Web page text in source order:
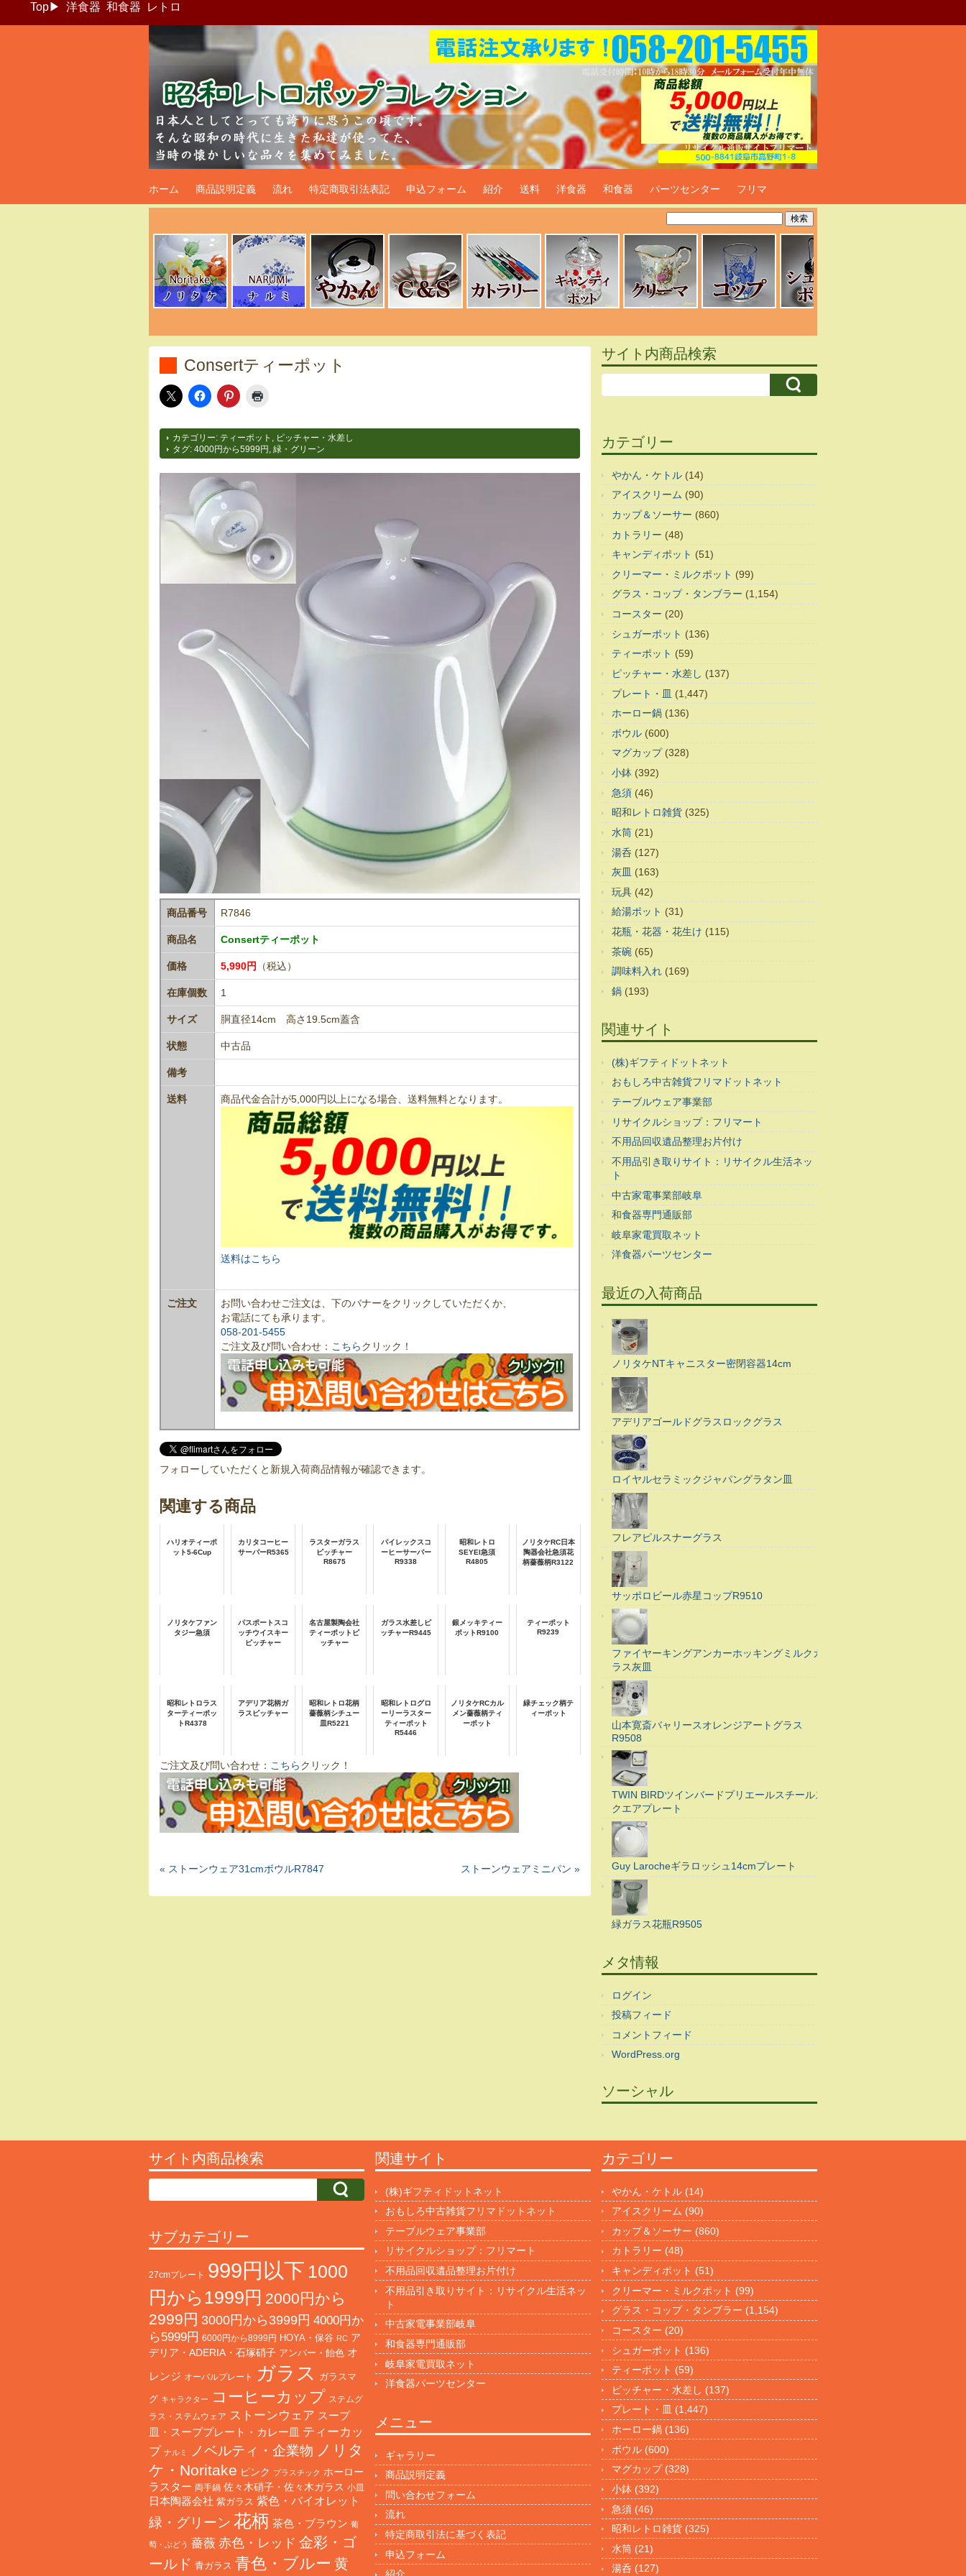
Top▶ 洋食器 和食器 レトロ
昭和レトロポップ食器生活雑貨通販＠フリマート
ホーム 商品説明定義 流れ 特定商取引法表記 申込フォーム 紹介 送料 洋食器 和食器 パーツセンター フリマ
Consertティーポット
カテゴリー: ティーポット
ピッチャー・水差し
タグ: 4000円から5999円 緑・グリーン
商品番号 R7846
商品名 Consertティーポット
価格 5,990円 （税込）
在庫個数 1
サイズ 胴直径14cm 高さ19.5cm蓋含
状態 中古品
備考
送料 商品代金合計が5,000円以上になる場合、送料無料となります。
送料はこちら
ご注文
お問い合わせご注文は、下のバナーをクリックしていただくか、
お電話にても承ります。
058-201-5455
ご注文及び問い合わせ： こちらクリック！
フォローしていただくと新規入荷商品情報が確認できます。
関連する商品
ハリオティーポ
ット5-6Cup
カリタコーヒー
サーバーR5365
ラスターガラス
ピッチャー
R8675
パイレックスコ
ーヒーサーバー
R9338
昭和レトロ
SEYEI急須
R4805
ノリタケRC日本
陶器会社急須花
柄薔薇柄R3122
ノリタケファン
タジー急須
パスポートスコ
ッチウイスキー
ピッチャー
名古屋製陶会社
ティーポットピ
ッチャー
ガラス水差しピ
ッチャーR9445
銀メッキティー
ポットR9100
ティーポット
R9239
昭和レトロラス
ターティーポッ
トR4378
アデリア花柄ガ
ラスピッチャー
昭和レトロ花柄
薔薇柄シチュー
皿R5221
昭和レトログロ
ーリーラスター
ティーポット
R5446
ノリタケRCカル
メン薔薇柄ティ
ーポット
緑チェック柄テ
ィーポット
ご注文及び問い合わせ： こちらクリック！
« ストーンウェア31cmボウルR7847 ストーンウェアミニパン »
サイト内商品検索
カテゴリー
やかん・ケトル (14)
アイスクリーム (90)
カップ＆ソーサー (860)
カトラリー (48)
キャンディポット (51)
クリーマー・ミルクポット (99)
グラス・コップ・タンブラー (1,154)
コースター (20)
シュガーポット (136)
ティーポット (59)
ピッチャー・水差し (137)
プレート・皿 (1,447)
ホーロー鍋 (136)
ボウル (600)
マグカップ(328)
小鉢 (392)
急須 (46)
昭和レトロ雑貨 (325)
水筒 (21)
湯呑 (127)
灰皿 (163)
玩具 (42)
給湯ポット (31)
花瓶・花器・花生け (115)
茶碗 (65)
調味料入れ (169)
鍋 (193)
関連サイト
(株)ギフティドットネット
おもしろ中古雑貨フリマドットネット
テーブルウェア事業部
リサイクルショップ：フリマート
不用品回収遺品整理お片付け
不用品引き取りサイト：リサイクル生活ネッ
ト
中古家電事業部岐阜
和食器専門通販部
岐阜家電買取ネット
洋食器パーツセンター
最近の入荷商品
ノリタケNTキャニスター密閉容器14cm
アデリアゴールドグラスロックグラス
ロイヤルセラミックジャパングラタン皿
フレアピルスナーグラス
サッポロビール赤星コップR9510
ファイヤーキングアンカーホッキングミルクガ
ラス灰皿
山本寛斎バャリースオレンジアートグラス
R9508
TWIN BIRDツインバードプリエールスチールス
クエアプレート
Guy Larocheギラロッシュ14cmプレート
緑ガラス花瓶R9505
メタ情報
ログイン
投稿フィード
コメントフィード
WordPress.org
ソーシャル
サイト内商品検索 関連サイト
(株)ギフティドットネット
おもしろ中古雑貨フリマドットネット
テーブルウェア事業部
リサイクルショップ：フリマート
不用品回収遺品整理お片付け
不用品引き取りサイト：リサイクル生活ネッ
ト
中古家電事業部岐阜
和食器専門通販部
岐阜家電買取ネット
洋食器パーツセンター
カテゴリー
やかん・ケトル (14)
アイスクリーム (90)
カップ＆ソーサー (860)
カトラリー (48)
キャンディポット (51)
クリーマー・ミルクポット (99)
グラス・コップ・タンブラー (1,154)
コースター (20)
シュガーポット (136)
ティーポット (59)
ピッチャー・水差し (137)
プレート・皿 (1,447)
ホーロー鍋 (136)
ボウル (600)
マグカップ(328)
小鉢 (392)
急須 (46)
昭和レトロ雑貨 (325)
水筒 (21)
湯呑 (127)
サブカテゴリー
27cmプレート 999円以下 1000
円から1999円 2000円から
2999円 3000円から3999円 4000円か
ら5999円 6000円から8999円 HOYA・保谷 RC ア
デリア・ADERIA・石塚硝子 アンバー・飴色 オ
レンジ オーバルプレート ガラス ガラスマ
グ キャラクター コーヒーカップ ステムグ
ラス・ステムウェア ストーンウェア スープ
皿・スーププレート・カレー皿 ティーカッ
プ ナルミ ノベルティ・企業物 ノリタ
ケ・Noritake ピンク プラスチック ホーロー
ラスター 両手鍋 佐々木硝子・佐々木ガラス 小皿
日本陶器会社 紫ガラス 紫色・バイオレット
緑・グリーン 花柄 茶色・ブラウン 葡
萄・ぶどう 薔薇 赤色・レッド 金彩・ゴ
ールド 青ガラス 青色・ブルー 黄
メニュー
ギャラリー
商品説明定義
問い合わせフォーム
流れ
特定商取引法に基づく表記
申込フォーム